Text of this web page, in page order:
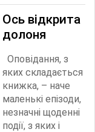
Ось відкрита
долоня
Оповідання, з
яких складається
книжка, – наче
маленькі епізоди,
незначні щоденні
події, з яких і